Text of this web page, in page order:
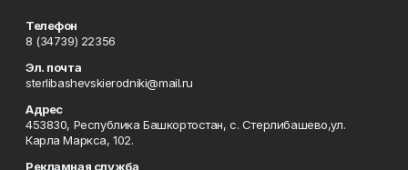
Телефон
8 (34739) 22356
Эл. почта
sterlibashevskierodniki@mail.ru
Адрес
453830, Республика Башкортостан, c. Стерлибашево,ул.
Карла Маркса, 102.
Рекламная служба